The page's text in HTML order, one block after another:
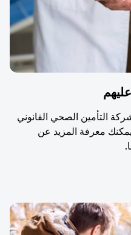
الصحي القانوني
معرفة المزيد عن